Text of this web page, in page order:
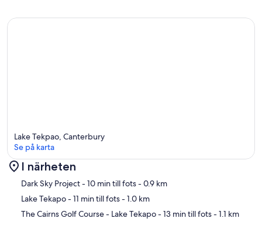
Karta
Lake Tekpao, Canterbury
Se på karta
I närheten
Dark Sky Project- 10 min till fots- 0.9 km
Lake Tekapo- 11 min till fots- 1.0 km
The Cairns Golf Course - Lake Tekapo- 13 min till fots- 1.1 km